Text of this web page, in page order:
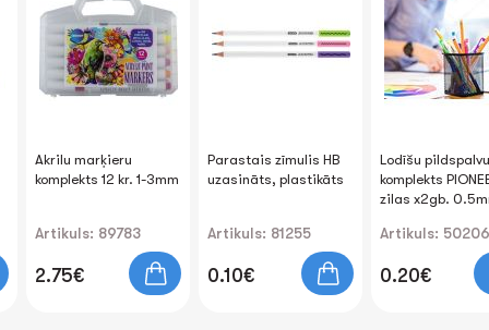
Akrilu marķieru
komplekts 12 kr. 1-3mm
Artikuls: 89783
2.75€
Parastais zīmulis HB
uzasināts, plastikāts
Artikuls: 81255
0.10€
Lodīšu pildspalvu
komplekts
zilas x2gb.
Artikuls: 50206
0.20€